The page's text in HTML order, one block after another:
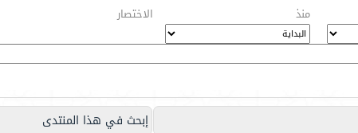
منذ الاختصار
إبحث في هذا المنتدى